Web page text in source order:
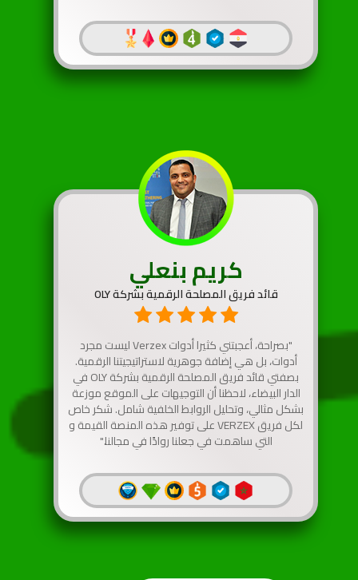
كريم بنعلي
قائد فريق المصلحة الرقمية بشركة OLY
"بصراحة، أعجبتني كثيرا أدوات Verzex ليست مجرد
أدوات، بل هي إضافة جوهرية لاستراتيجيتنا الرقمية.
بصفتي قائد فريق المصلحة الرقمية بشركة OLY في
الدار البيضاء، لاحظنا أن التوجيهات على الموقع موزعة
بشكل مثالي، وتحليل الروابط الخلفية شامل. شكر خاص
لكل فريق VERZEX على توفير هذه المنصة القيمة و
التي ساهمت في جعلنا روادًا في مجالنا."